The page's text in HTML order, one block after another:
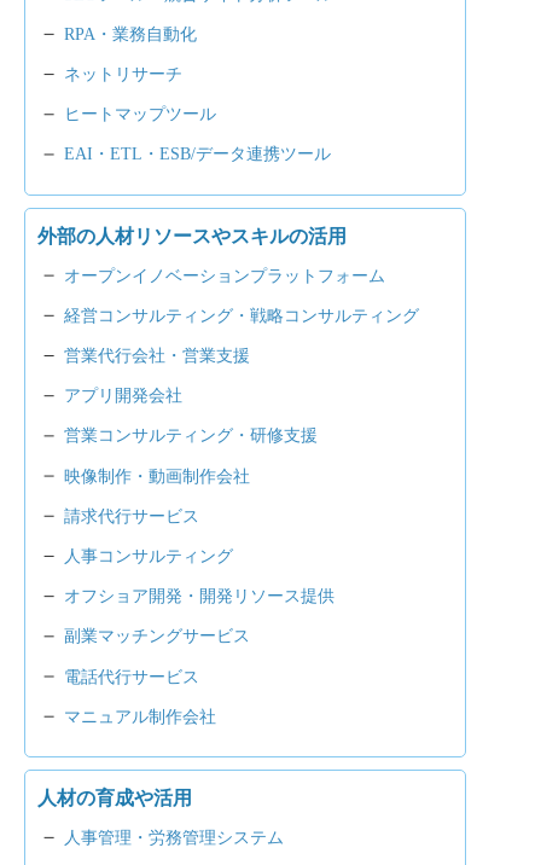
RPA・業務自動化
ネットリサーチ
ヒートマップツール
EAI・ETL・ESB/データ連携ツール
外部の人材リソースやスキルの活用
オープンイノベーションプラットフォーム
経営コンサルティング・戦略コンサルティング
営業代行会社・営業支援
アプリ開発会社
営業コンサルティング・研修支援
映像制作・動画制作会社
請求代行サービス
人事コンサルティング
オフショア開発・開発リソース提供
副業マッチングサービス
電話代行サービス
マニュアル制作会社
人材の育成や活用
人事管理・労務管理システム